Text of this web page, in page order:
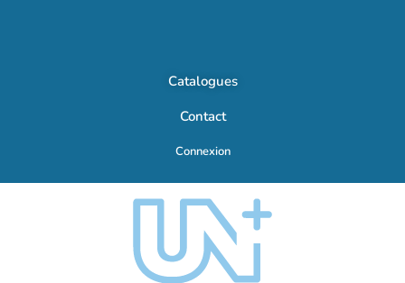
Catalogues
Contact
Connexion